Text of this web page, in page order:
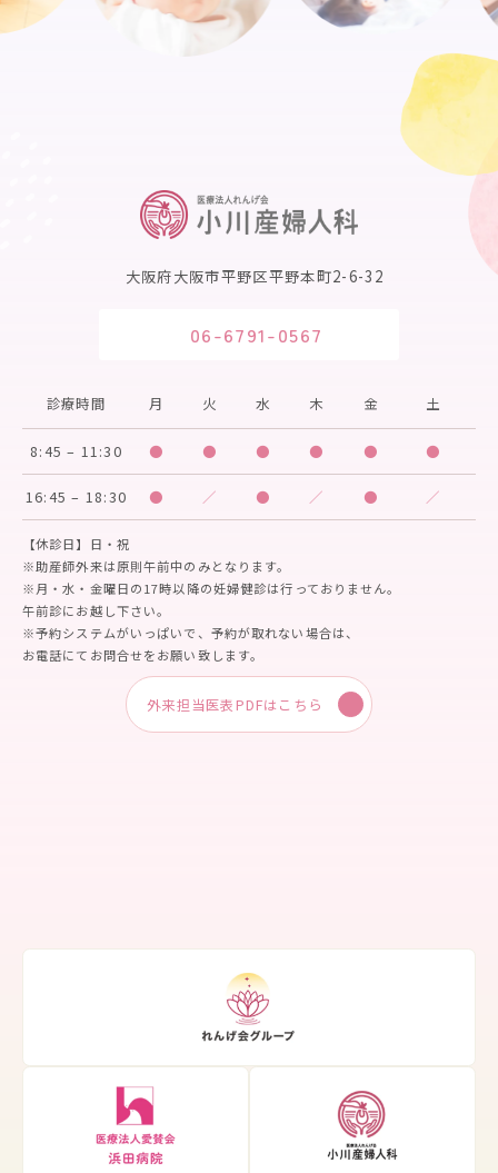
大阪府大阪市平野区平野本町2-6-32
06-6791-0567
【休診日】日・祝
※助産師外来は原則午前中のみとなります。
※月・水・金曜日の17時以降の妊婦健診は行っておりません。
午前診にお越し下さい。
※予約システムがいっぱいで、予約が取れない場合は、
お電話にてお問合せをお願い致します。
診療時間 月 火 水 木 金 土
8:45 – 11:30 ● ● ● ● ● ●
16:45 – 18:30 ● ／ ● ／ ● ／
外来担当医表PDFはこちら